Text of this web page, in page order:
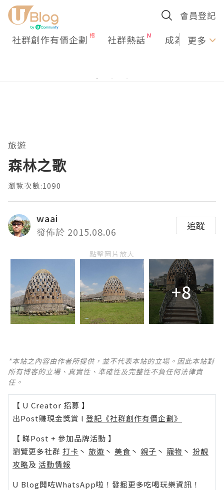
會員登記
社群創作有價企劃 社群熱話 成為U更多
旅遊
森林之歌
瀏覽次數:1090
waai
發佈於 2015.08.06
追蹤
點擊圖片放大
+8
*本站之內容由作者所提供，並不代表本站的立場。因此本站對
所有博客的立場、真實性、準確性及完整性不負任何法律責
任。
【 U Creator 招募 】
出Post賺現金獎賞 l 登記《社群創作有價企劃》
【 睇Post + 參加品牌活動 】
瀏覽更多社群 打卡 丶 旅遊 丶 美食 丶 親子 丶 寵物 丶 扮靚
攻略及 活動情報
U Blog開咗WhatsApp啦！發掘更多吃喝玩樂資訊！